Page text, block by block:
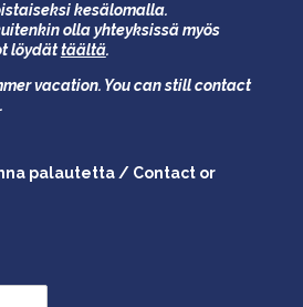
kesälomalla.
olla yhteyksissä myös
löydättäältä.
vacation. You can still contact
.
palautetta / Contact or